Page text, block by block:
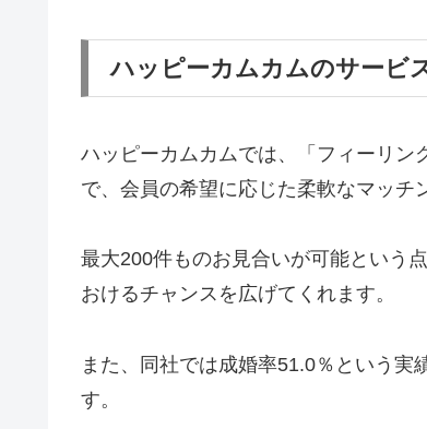
ハッピーカムカムのサービ
ハッピーカムカムでは、「フィーリン
で、会員の希望に応じた柔軟なマッチ
最大200件ものお見合いが可能という
おけるチャンスを広げてくれます。
また、同社では成婚率51.0％という
す。